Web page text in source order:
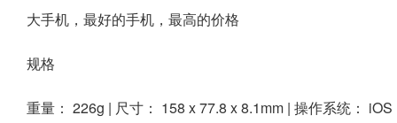
大手机，最好的手机，最高的价格
规格
重量： 226g | 尺寸： 158 x 77.8 x 8.1mm | 操作系统：